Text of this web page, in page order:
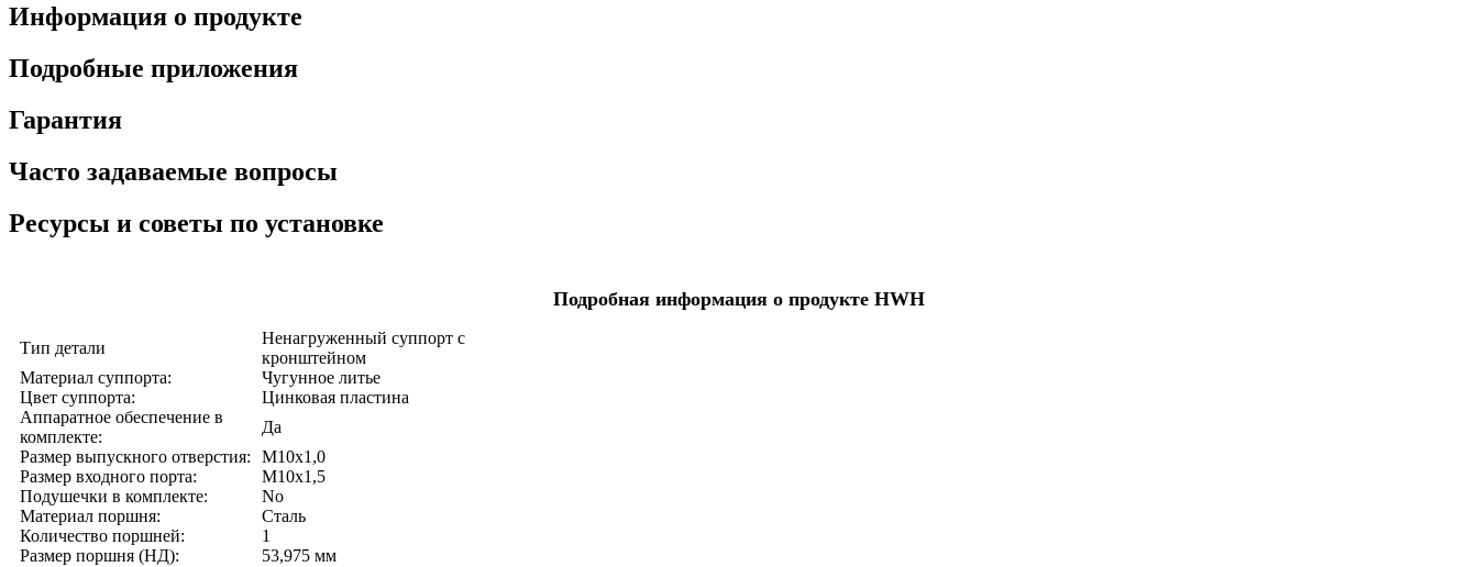
Информация о продукте
Подробные приложения
Гарантия
Часто задаваемые вопросы
Ресурсы и советы по установке
Подробная информация о продукте HWH
Тип детали
Ненагруженный суппорт с
кронштейном
Материал суппорта:
Чугунное литье
Цвет суппорта:
Цинковая пластина
Аппаратное обеспечение в
комплекте:
Да
Размер выпускного отверстия:
М10х1,0
Размер входного порта:
М10х1,5
Подушечки в комплекте:
No
Материал поршня:
Сталь
Количество поршней:
1
Размер поршня (НД):
53,975 мм